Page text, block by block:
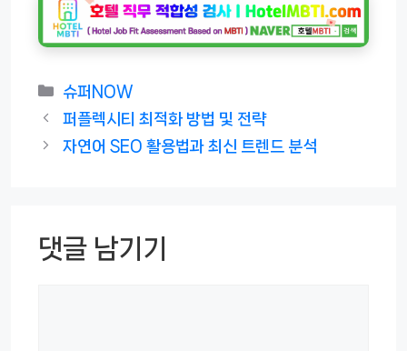
카
테
리
슈퍼NOW
퍼플렉시티 최적화 방법 및 전략
자연어 SEO 활용법과 최신 트렌드 분석
댓글 남기기